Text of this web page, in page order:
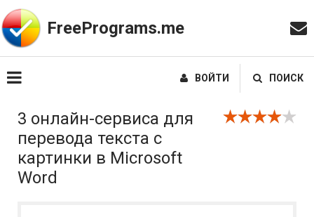
FreePrograms.me
ВОЙТИ ПОИСК
3 онлайн-сервиса для
перевода текста с
картинки в Microsoft
Word